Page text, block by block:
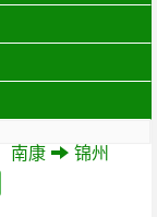
南康
锦州